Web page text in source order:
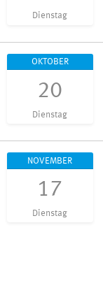
Dienstag
OKTOBER
20
Dienstag
NOVEMBER
17
Dienstag